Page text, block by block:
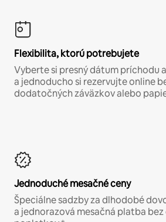
Flexibilita, ktorú potrebujete
Vyberte si presný dátum príchodu
a jednoducho si rezervujte online
dodatočných záväzkov alebo
Jednoduché mesačné ceny
Špeciálne sadzby za dlhodobé
a jednorazová mesačná platba